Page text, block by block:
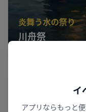
イ
アプリならもっと
炎舞う水の祭り
川舟祭